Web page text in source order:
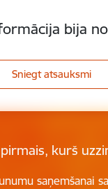
bija
Sniegt atsauksmi
kurš
saņemšanai